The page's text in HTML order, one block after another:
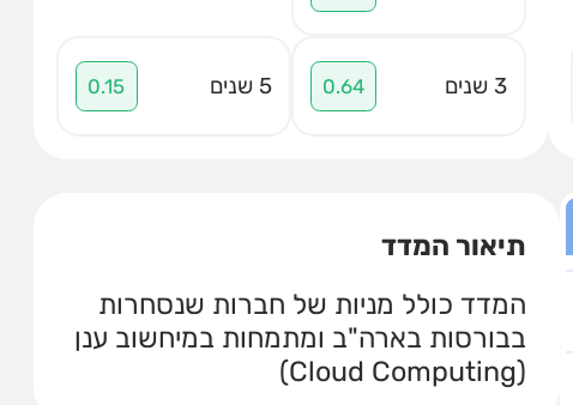
3 שנים 0.64 5 שנים 0.15
תיאור המדד
המדד כולל מניות של חברות שנסחרות
בבורסות בארה"ב ומתמחות במיחשוב ענן
(Cloud Computing)